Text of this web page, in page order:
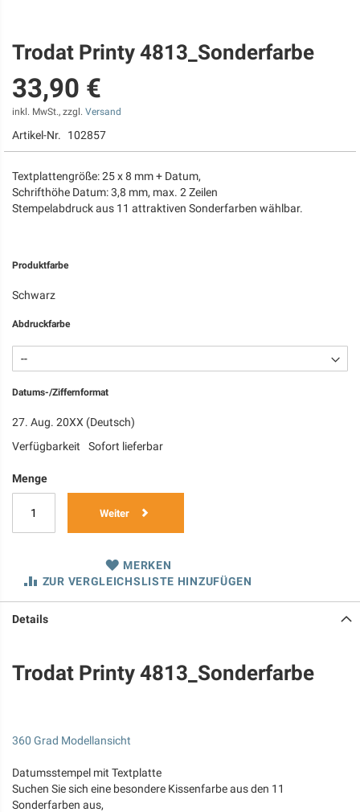
Zum
Anfang
der
Bildgalerie
springen
Trodat Printy 4813_Sonderfarbe
33,90 €
inkl. MwSt., zzgl. Versand
Artikel-Nr. 102857
Textplattengröße: 25 x 8 mm + Datum,
Schrifthöhe Datum: 3,8 mm, max. 2 Zeilen
Stempelabdruck aus 11 attraktiven Sonderfarben wählbar.
Produktfarbe
Schwarz
Abdruckfarbe
Datums-/Ziffernformat
27. Aug. 20XX (Deutsch)
Verfügbarkeit
Sofort lieferbar
Menge
Weiter
MERKEN
ZUR VERGLEICHSLISTE HINZUFÜGEN
Details
Trodat Printy 4813_Sonderfarbe
360 Grad Modellansicht
Datumsstempel mit Textplatte
Suchen Sie sich eine besondere Kissenfarbe aus den 11
Sonderfarben aus,